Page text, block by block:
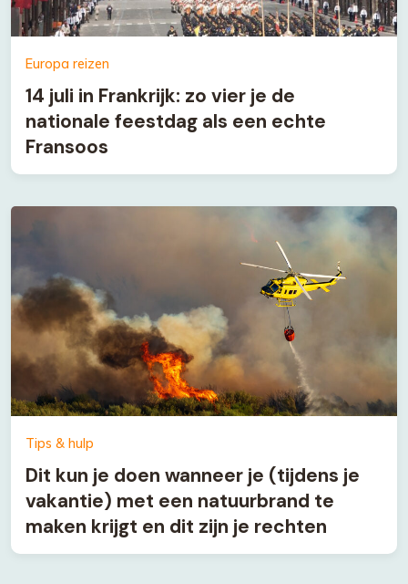
Europa reizen
14 juli in Frankrijk: zo vier je de
nationale feestdag als een echte
Fransoos
Tips & hulp
Dit kun je doen wanneer je (tijdens je
vakantie) met een natuurbrand te
maken krijgt en dit zijn je rechten